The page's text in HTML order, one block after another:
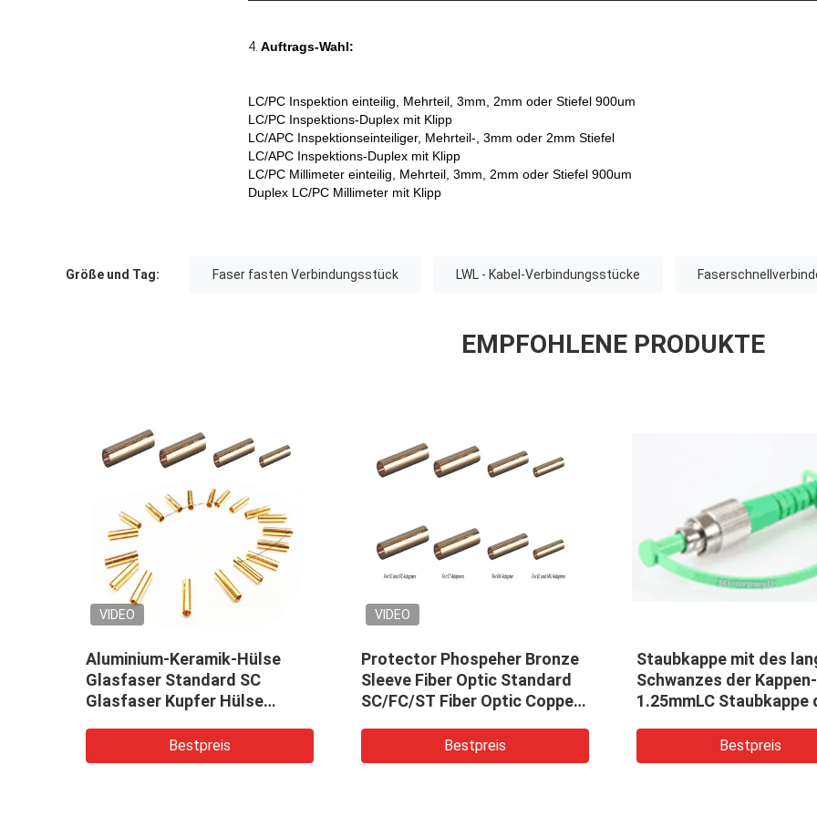
4. Auftrags-Wahl:
LC/PC Inspektion einteilig, Mehrteil, 3mm, 2mm oder Stiefel 900um
LC/PC Inspektions-Duplex mit Klipp
LC/APC Inspektionseinteiliger, Mehrteil-, 3mm oder 2mm Stiefel
LC/APC Inspektions-Duplex mit Klipp
LC/PC Millimeter einteilig, Mehrteil, 3mm, 2mm oder Stiefel 900um
Duplex LC/PC Millimeter mit Klipp
Größe und Tag: Faser fasten Verbindungsstück LWL - Kabel-Verbindungsstücke
EMPFOHLENE PRODUKTE
VIDEO
Aluminium-Keramik-Hülse
Glasfaser Standard SC
Glasfaser Kupfer Hülse
Bestpreis
VIDEO
Protector Phospeher Bronze
Sleeve Fiber Optic Standard
SC/FC/ST Fiber Optic Copper
Bestpreis
Staubkappe mit des
Schwanzes der Kappen-
1.25mmLC Staubkappe
verschiedenen
Verbindungsstück-
Bestpreis